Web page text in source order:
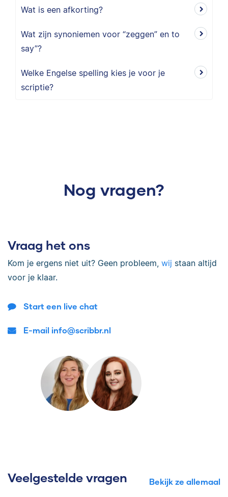
Wat is een afkorting?
Wat zijn synoniemen voor “zeggen” en to
say”?
Welke Engelse spelling kies je voor je
scriptie?
Nog vragen?
Vraag het ons
Kom je ergens niet uit? Geen probleem, wij staan altijd
voor je klaar.
Start een live chat
E-mail info@scribbr.nl
Veelgestelde vragen Bekijk ze allemaal